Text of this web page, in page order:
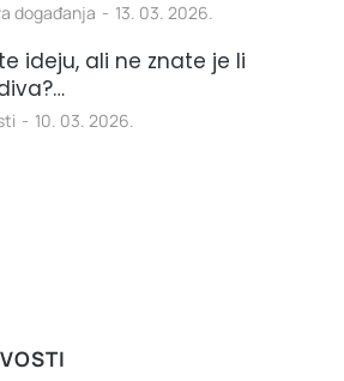
događanja 13. 03. 2026.
ideju, ali ne znate je li
10. 03. 2026.